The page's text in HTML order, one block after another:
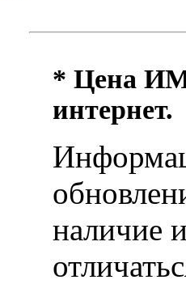
* Цена ИМ
интернет.
наличие